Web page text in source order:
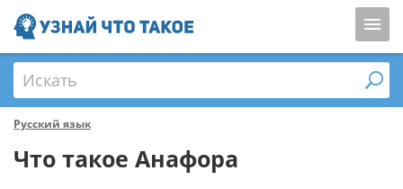
Искать
Русский язык
Что такое Анафора